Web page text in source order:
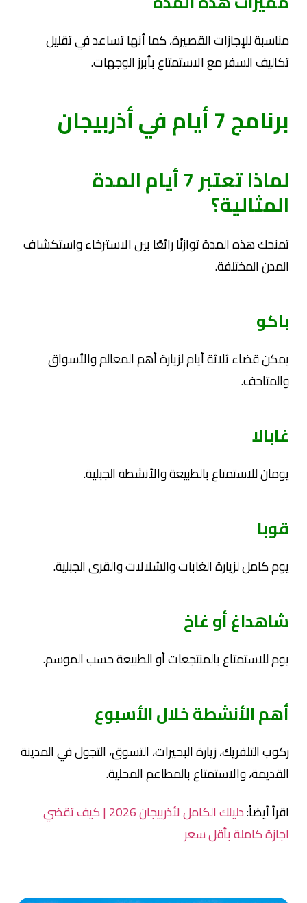
مناسبة للإجازات القصيرة، كما أنها تساعد في تقليل
تكاليف السفر مع الاستمتاع بأبرز الوجهات.
برنامج 7 أيام في أذربيجان
لماذا تعتبر 7 أيام المدة
المثالية؟
تمنحك هذه المدة توازنًا رائعًا بين الاسترخاء واستكشاف
المدن المختلفة.
باكو
يمكن قضاء ثلاثة أيام لزيارة أهم المعالم والأسواق
والمتاحف.
غابالا
يومان للاستمتاع بالطبيعة والأنشطة الجبلية.
قوبا
يوم كامل لزيارة الغابات والشلالات والقرى الجبلية.
شاهداغ أو غاخ
يوم للاستمتاع بالمنتجعات أو الطبيعة حسب الموسم.
أهم الأنشطة خلال الأسبوع
ركوب التلفريك، زيارة البحيرات، التسوق، التجول في المدينة
القديمة، والاستمتاع بالمطاعم المحلية.
اقرأ أيضاً:
دليلك الكامل لأذربيجان 2026 | كيف تقضي
اجازة كاملة بأقل سعر